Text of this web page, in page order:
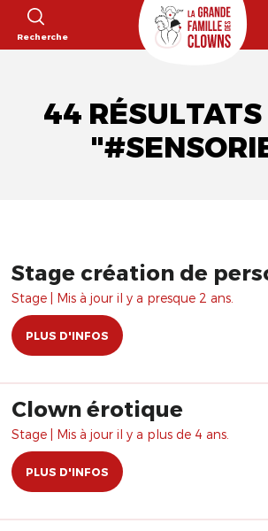
Recherche
44 RÉSULTATS
Stage création de
Stage | Mis à jour il y a presque 2 ans.
PLUS D'INFOS
Clown érotique
Stage | Mis à jour il y a plus de 4 ans.
PLUS D'INFOS